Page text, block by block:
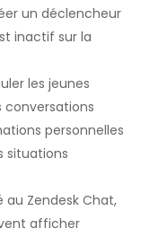
un déclencheur
inactif sur la
les jeunes
conversations
personnelles
situations
au Zendesk Chat,
afficher